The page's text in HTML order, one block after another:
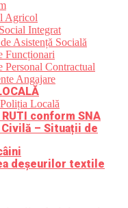
Agricol
Integrat
Asistență Socială
Funcționari
Personal Contractual
Angajare
Locală
conform SNA
– Situații de
deșeurilor textile